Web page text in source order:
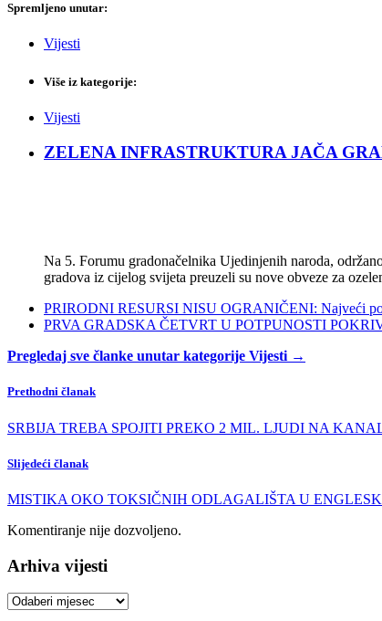
Spremljeno unutar:
Vijesti
Više iz kategorije:
Vijesti
ZELENA INFRASTRUKTURA JAČA
Na 5. Forumu gradonačelnika Ujedinjenih naroda,
gradova iz cijelog svijeta preuzeli su nove obveze za
PRIRODNI RESURSI NISU OGRANIČENI: Najveći
PRVA GRADSKA ČETVRT U POTPUNOSTI
Pregledaj sve članke unutar kategorije Vijesti →
Prethodni članak
SRBIJA TREBA SPOJITI PREKO 2 MIL. LJUDI NA
Slijedeći članak
MISTIKA OKO TOKSIČNIH ODLAGALIŠTA U
Komentiranje nije dozvoljeno.
Arhiva vijesti
Arhiva